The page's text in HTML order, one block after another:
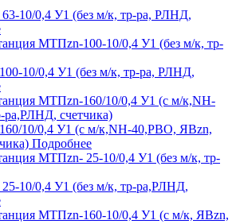
10/0,4 У1 (без м/к, тр-ра, РЛНД,
10/0,4 У1 (без м/к, тр-ра, РЛНД,
10/0,4 У1 (с м/к,NH-40,РВО, ЯВzn,
Подробнее
10/0,4 У1 (без м/к, тр-ра,РЛНД,